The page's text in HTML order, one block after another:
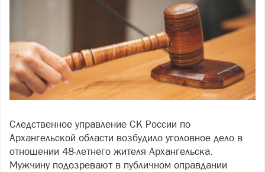
Следственное управление СК России по
Архангельской области возбудило уголовное дело в
отношении 48-летнего жителя Архангельска.
Мужчину подозревают в публичном оправдании